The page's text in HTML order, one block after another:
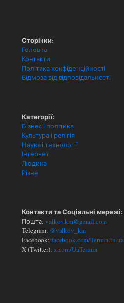
Сторінки:
Головна
Контакти
Політика конфіденційності
Відмова від відповідальності
Категорії:
Бізнес і політика
Культура і релігія
Наука і технології
Інтернет
Людина
Різне
Контакти та Соціальні мережі:
Пошта: valkov.km@gmail.com
Telegram: @valkov_km
Facebook: facebook.com/Termin.in.ua
X (Twitter): x.com/UaTermin